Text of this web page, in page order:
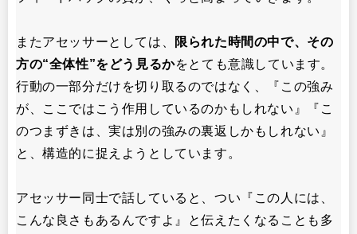
またアセッサーとしては、
限られた時間の中で、その
方の“全体性”をどう見るかをとても意識しています。
行動の一部分だけを切り取るのではなく、『この強み
が、ここではこう作用しているのかもしれない』『こ
のつまずきは、実は別の強みの裏返しかもしれない』
と、構造的に捉えようとしています。
アセッサー同士で話していると、つい『この人には、
こんな良さもあるんですよ』と伝えたくなることも多